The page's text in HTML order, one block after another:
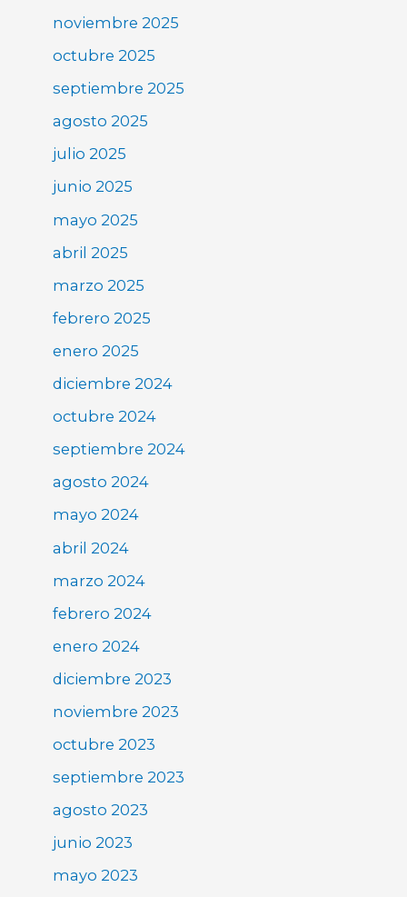
noviembre 2025
octubre 2025
septiembre 2025
agosto 2025
julio 2025
junio 2025
mayo 2025
abril 2025
marzo 2025
febrero 2025
enero 2025
diciembre 2024
octubre 2024
septiembre 2024
agosto 2024
mayo 2024
abril 2024
marzo 2024
febrero 2024
enero 2024
diciembre 2023
noviembre 2023
octubre 2023
septiembre 2023
agosto 2023
junio 2023
mayo 2023